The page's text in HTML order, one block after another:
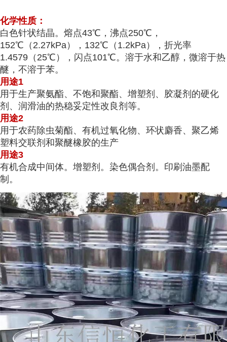
化学性质：
白色针状结晶。熔点43℃，沸点250℃，
152℃（2.27kPa），132℃（1.2kPa），折光率
1.4579（25℃），闪点101℃。溶于水和乙醇，微溶于热
醚，不溶于苯。
用途1
用于生产聚氨酯、不饱和聚酯、增塑剂、胶凝剂的硬化
剂、润滑油的热稳妥定性改良剂等。
用途2
用于农药除虫菊酯、有机过氧化物、环状麝香、聚乙烯
塑料交联剂和聚醚橡胶的生产
用途3
有机合成中间体。增塑剂。染色偶合剂。印刷油墨配
制。